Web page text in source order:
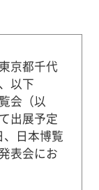
京都千代
以下
会（以
出展予定
、日本博覧
表会にお